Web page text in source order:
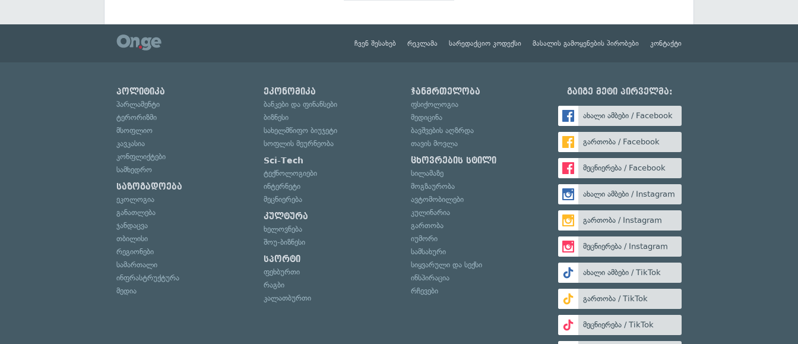
ჩვენ შესახებ რეკლამა სარედაქციო კოდექსი მასალის გამოყენების პირობები კონტაქტი
პოლიტიკა
პარლამენტი
ტერორიზმი
მსოფლიო
კავკასია
კონფლიქტები
სამხედრო
საზოგადოება
ეკოლოგია
განათლება
ჯანდაცვა
თბილისი
რეგიონები
სამართალი
ინფრასტრუქტურა
მედია
ეკონომიკა
ბანკები და ფინანსები
ბიზნესი
სახელმწიფო ბიუჯეტი
სოფლის მეურნეობა
Sci-Tech
ტექნოლოგიები
ინტერნეტი
მეცნიერება
კულტურა
ხელოვნება
შოუ-ბიზნესი
სპორტი
ფეხბურთი
რაგბი
კალათბურთი
ჯანმრთელობა
ფსიქოლოგია
მედიცინა
ბავშვების აღზრდა
თავის მოვლა
ცხოვრების სტილი
სილამაზე
მოგზაურობა
ავტომობილები
კულინარია
გართობა
იუმორი
სამსახური
სიყვარული და სექსი
ინსპირაცია
რჩევები
გაიგე მეტი პირველმა:
ახალი ამბები / Facebook
გართობა / Facebook
მეცნიერება / Facebook
ახალი ამბები / Instagram
გართობა / Instagram
მეცნიერება / Instagram
ახალი ამბები / TikTok
გართობა / TikTok
მეცნიერება / TikTok